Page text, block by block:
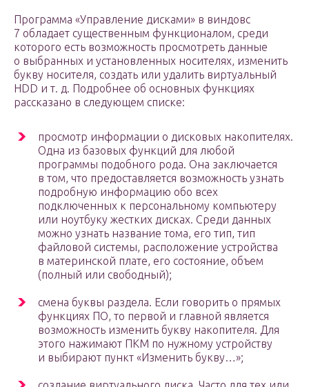
Программа «Управление дисками» в виндовс
7 обладает существенным функционалом, среди
которого есть возможность просмотреть данные
о выбранных и установленных носителях, изменить
букву носителя, создать или удалить виртуальный
HDD и т. д. Подробнее об основных функциях
рассказано в следующем списке:
просмотр информации о дисковых накопителях.
Одна из базовых функций для любой
программы подобного рода. Она заключается
в том, что предоставляется возможность узнать
подробную информацию обо всех
подключенных к персональному компьютеру
или ноутбуку жестких дисках. Среди данных
можно узнать название тома, его тип, тип
файловой системы, расположение устройства
в материнской плате, его состояние, объем
(полный или свободный);
смена буквы раздела. Если говорить о прямых
функциях ПО, то первой и главной является
возможность изменить букву накопителя. Для
этого нажимают ПКМ по нужному устройству
и выбирают пункт «Изменить букву…»;